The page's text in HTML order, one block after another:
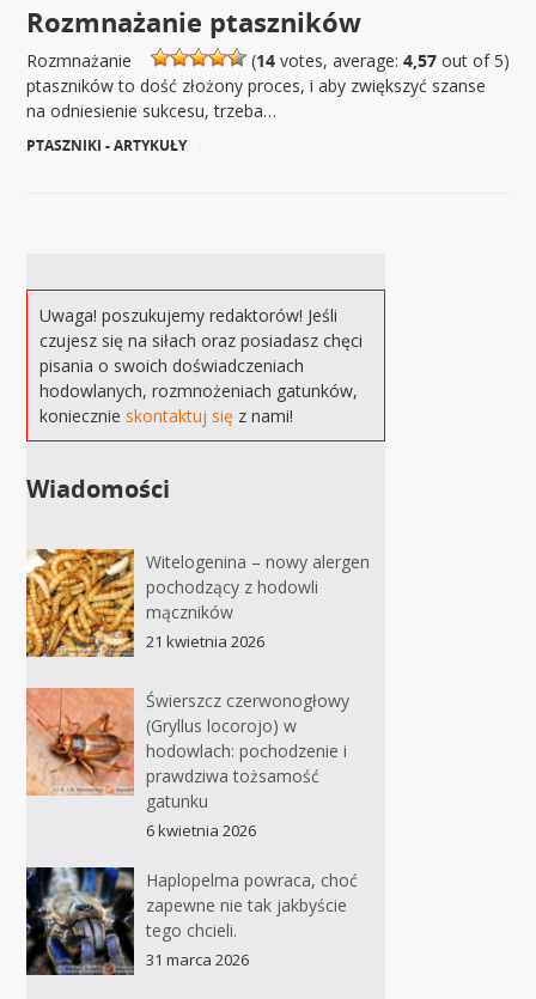
Rozmnażanie ptaszników
(14votes, average: 4,57out of 5)
Rozmnażanie
ptaszników to dość złożony proces, i aby zwiększyć szanse
na odniesienie sukcesu, trzeba…
PTASZNIKI - ARTYKUŁY
Uwaga! poszukujemy redaktorów! Jeśli
czujesz się na siłach oraz posiadasz chęci
pisania o swoich doświadczeniach
hodowlanych, rozmnożeniach gatunków,
koniecznieskontaktuj się z nami!
Wiadomości
Witelogenina – nowy alergen
pochodzący z hodowli
mączników
21 kwietnia 2026
Świerszcz czerwonogłowy
(Gryllus locorojo) w
hodowlach: pochodzenie i
prawdziwa tożsamość
gatunku
6 kwietnia 2026
Haplopelma powraca, choć
zapewne nie tak jakbyście
tego chcieli.
31 marca 2026